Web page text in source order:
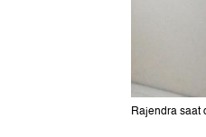
Rajendra saat